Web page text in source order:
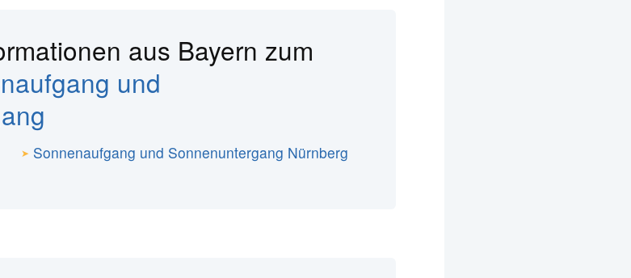
aus Bayern zum
und
Sonnenaufgang und Sonnenuntergang Nürnberg